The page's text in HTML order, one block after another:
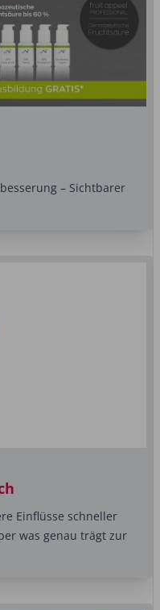
– Sichtbarer
Einflüsse schneller
was genau trägt zur